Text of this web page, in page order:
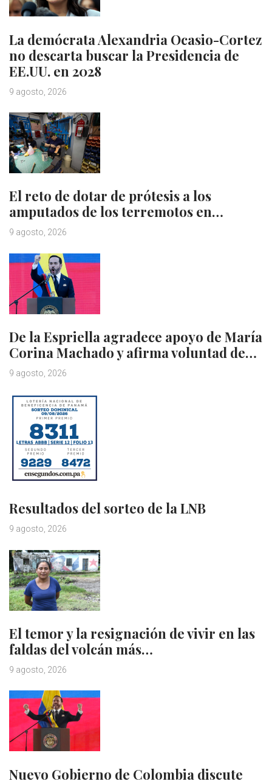
La demócrata Alexandria Ocasio-Cortez
no descarta buscar la Presidencia de
EE.UU. en 2028
9 agosto, 2026
El reto de dotar de prótesis a los
amputados de los terremotos en…
9 agosto, 2026
De la Espriella agradece apoyo de María
Corina Machado y afirma voluntad de…
9 agosto, 2026
Resultados del sorteo de la LNB
9 agosto, 2026
El temor y la resignación de vivir en las
faldas del volcán más…
9 agosto, 2026
Nuevo Gobierno de Colombia discute